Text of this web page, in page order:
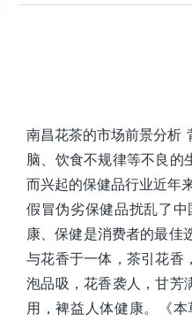
南昌花茶的市场前景分析
脑、饮食不规律等不良的
而兴起的保健品行业近年
假冒伪劣保健品扰乱了
康、保健是消费者的最佳
与花香于一体，茶引花香
泡品吸，花香袭人，甘芳
用，裨益人体健康。《